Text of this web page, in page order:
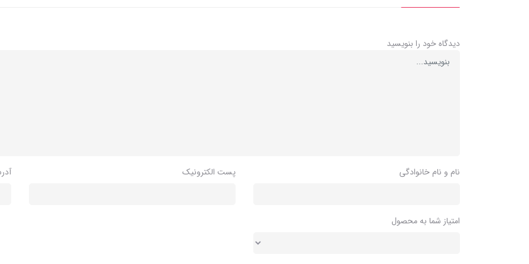
دیدگاه خود را بنویسید
نام و نام خانوادگی پست الکترونیک
امتیاز شما به محصول